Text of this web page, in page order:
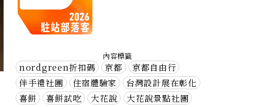
內容標籤
nordgreen折扣碼 京都
京都自由行
伴手禮社團
住宿體驗家
台灣設計展在彰化
喜餅
喜餅試吃 大花說
大花說景點社團